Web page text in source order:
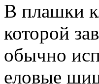
В плашки
которой
обычно
еловые